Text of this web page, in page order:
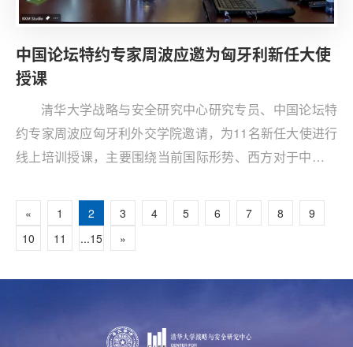
中国论坛特约专家周波应邀为匈牙利新任大使
授课
清华大学战略与安全研究中心研究专员、中国论坛特
约专家周波应匈牙利外交学院邀请，为11名新任大使进行
线上培训授课，主要围绕当前国际形势、西方对于中国的
« 1 2 3 4 5 6 7 8
9
10
11 ...15 »